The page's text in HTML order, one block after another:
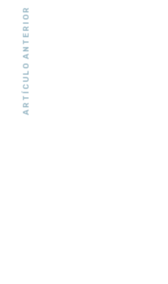
ARTÍCULO ANTERIOR